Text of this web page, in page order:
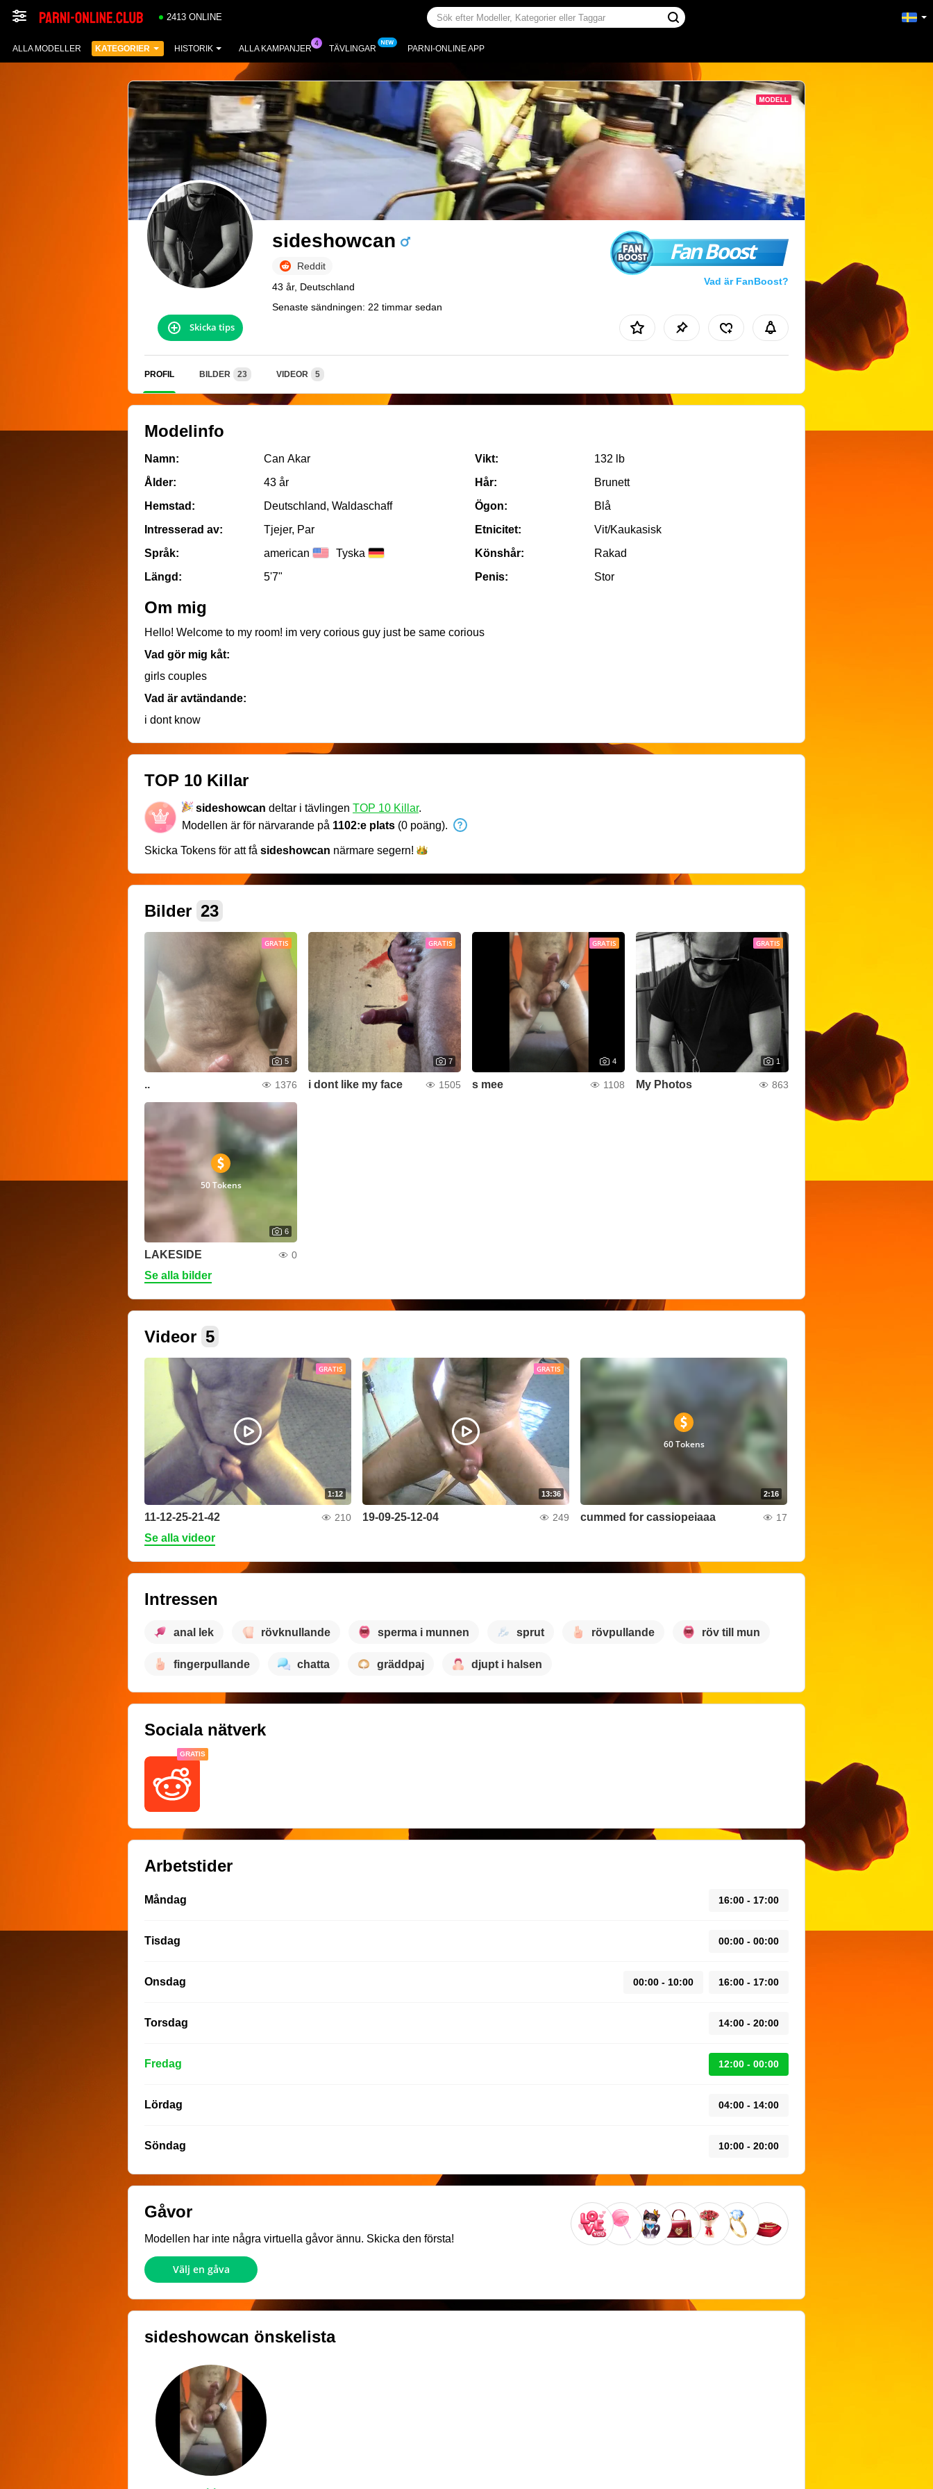
2413 ONLINE
ALLA MODELLER KATEGORIER HISTORIK ALLA KAMPANJER TÄVLINGAR PARNI-ONLINE APP
sideshowcan
Reddit
43 år, Deutschland
Senaste sändningen: 22 timmar sedan
Fan Boost
Vad är FanBoost?
Skicka tips
PROFIL BILDER 23 VIDEOR 5
Modelinfo
Namn:
Can Akar
Ålder:
43 år
Hemstad:
Deutschland, Waldaschaff
Intresserad av:
Tjejer, Par
Språk:
american Tyska
Längd: 5'7"
Vikt:
132 lb
Hår:
Brunett
Ögon:
Blå
Etnicitet:
Vit/Kaukasisk
Könshår:
Rakad
Penis:
Stor
Om mig
Hello! Welcome to my room! im very corious guy just be same corious
Vad gör mig kåt:
girls couples
Vad är avtändande:
i dont know
TOP 10 Killar
sideshowcan deltar i tävlingen TOP 10 Killar.
Modellen är för närvarande på 1102:e plats (0 poäng).
Skicka Tokens för att få sideshowcan närmare segern!
Bilder 23
GRATIS
5
.. 1376
GRATIS
7
i dont like my face 1505
GRATIS
4
s mee 1108
GRATIS
1
My Photos 863
50 Tokens
6
LAKESIDE 0
Se alla bilder
Videor 5
GRATIS
1:12
11-12-25-21-42 210
GRATIS
13:36
19-09-25-12-04 249
2:16
60 Tokens
cummed for cassiopeiaaa 17
Se alla videor
Intressen
anal lek rövknullande sperma i munnen sprut rövpullande röv till mun
fingerpullande chatta gräddpaj djupt i halsen
Sociala nätverk
GRATIS
Arbetstider
Måndag 16:00 - 17:00
Tisdag 00:00 - 00:00
Onsdag 00:00 - 10:00 16:00 - 17:00
Torsdag 14:00 - 20:00
Fredag 12:00 - 00:00
Lördag 04:00 - 14:00
Söndag 10:00 - 20:00
Gåvor
Modellen har inte några virtuella gåvor ännu. Skicka den första!
Välj en gåva
sideshowcan önskelista